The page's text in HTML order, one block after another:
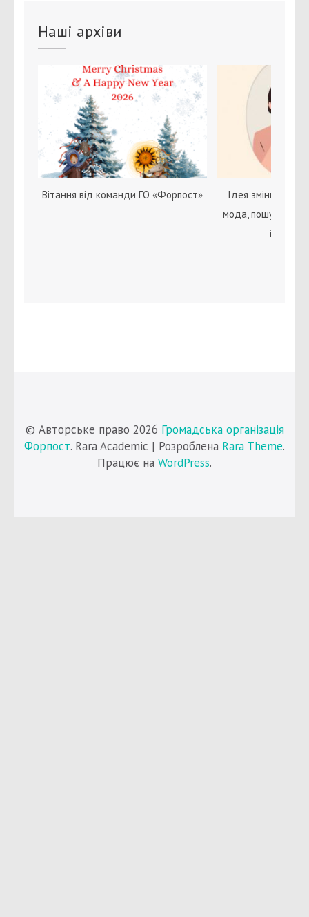
Наші архіви
Вітання від команди ГО «Форпост»
Ідея зміни статі
мода, пошук себе
© Авторське право 2026 Громадська організація
Форпост. Rara Academic | Розроблена Rara Theme.
Працює на WordPress.